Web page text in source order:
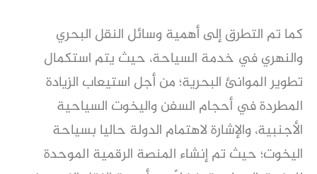
كما تم التطرق إلى أهمية وسائل النقل البحري
والنهري في خدمة السياحة، حيث يتم استكمال
تطوير الموانئ البحرية؛ من أجل استيعاب الزيادة
المطردة في أحجام السفن واليخوت السياحية
الأجنبية، والإشارة لاهتمام الدولة حاليا بسياحة
اليخوت؛ حيث تم إنشاء المنصة الرقمية الموحدة